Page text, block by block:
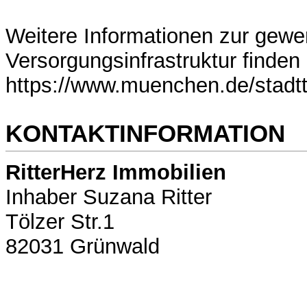
Weitere Informationen zur
Versorgungsinfrastruktur
https://www.muenchen.de/
KONTAKTINFORMATION
RitterHerz Immobilien
Inhaber Suzana Ritter
Tölzer Str.1
82031 Grünwald